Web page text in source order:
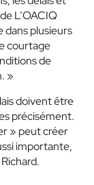
L’OACIQ
dans plusieurs
courtage
de
»
doivent être
précisément.
» peut créer
importante,